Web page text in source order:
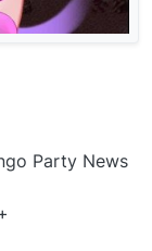
Party News